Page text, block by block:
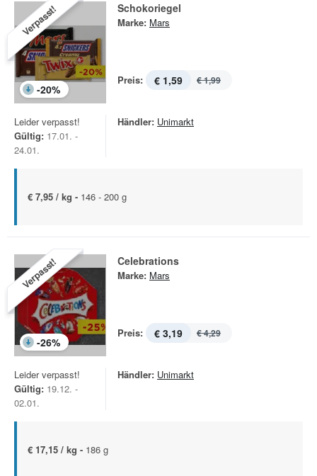
Verpasst!
-20%
Schokoriegel
Marke: Mars
Preis: € 1,59 € 1,99
Leider verpasst!
Gültig: 17.01. -
24.01.
Händler: Unimarkt
€ 7,95 / kg - 146 - 200 g
Verpasst!
-26%
Celebrations
Marke: Mars
Preis: € 3,19 € 4,29
Leider verpasst!
Gültig: 19.12. -
02.01.
Händler: Unimarkt
€ 17,15 / kg - 186 g